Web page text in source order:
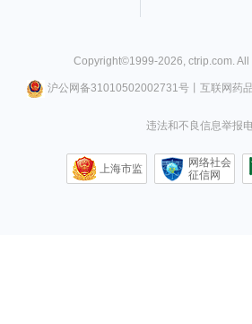
Copyright©1999-2026 ctrip.com .
沪公网备31010502002731号丨 互联网药
违法和不良信息举报
上海市监
网络社会
征信网